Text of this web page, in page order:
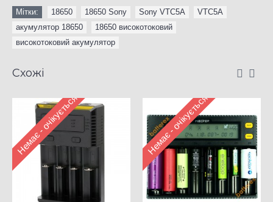
Мітки: 18650 18650 Sony Sony VTC5A VTC5A
акумулятор 18650
18650 високотоковий
високотоковий акумулятор
Схожі
Немає - очікується Немає - очікується